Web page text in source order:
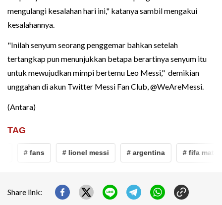
mengulangi kesalahan hari ini," katanya sambil mengakui
kesalahannya.
"Inilah senyum seorang penggemar bahkan setelah
tertangkap pun menunjukkan betapa berartinya senyum itu
untuk mewujudkan mimpi bertemu Leo Messi," demikian
unggahan di akun Twitter Messi Fan Club, @WeAreMessi.
(Antara)
TAG
# fans # lionel messi # argentina # fifa
Share link: